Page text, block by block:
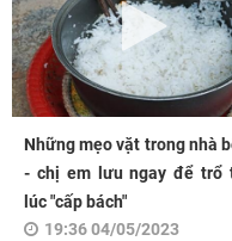
Những mẹo vặt trong nhà
- chị em lưu ngay để trổ
lúc "cấp bách"
19:36 04/05/2023